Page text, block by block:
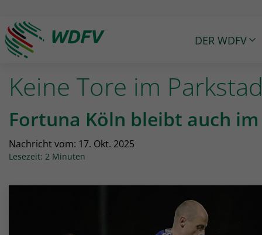
Logo: wdfv führt zur Starseite
DER WDFV
Keine Tore im
Fortuna Köln bleibt auch
Nachricht vom: 17. Okt. 2025
Lesezeit: 2 Minuten